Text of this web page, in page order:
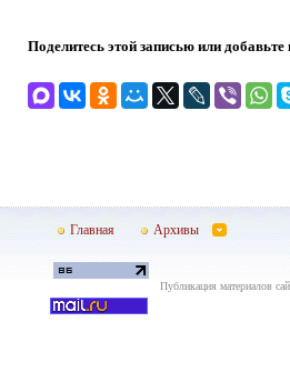
Поделитесь этой записью или добавьте
Главная Архивы
Публикация материалов